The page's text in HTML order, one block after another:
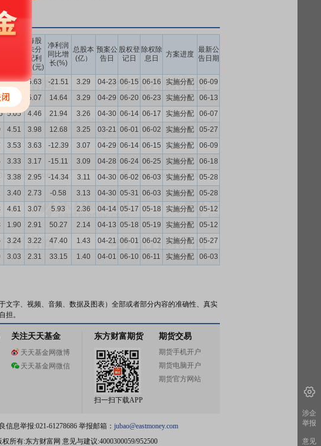
每股
未分
配利
润(元)
净利润
同比增
长(%)
总股本
(亿）
预案公
告日
股权登
记日
除权除
息日
方案进度
最新公
告日期
5.08 5.63 -21.51 3.29 04-23 06-15 06-16 实施分配
06-09
5.19 5.07 14.64 3.29 04-29 06-20 06-23 实施分配
06-13
5.05 4.46 21.94 3.26 04-30 06-14 06-17 实施分配
06-07
4.51 3.98 12.68 3.25 03-21 06-01 06-02 实施分配
05-27
3.53 3.63 -12.39 3.07 04-29 06-14 06-15 实施分配
06-09
3.33 3.17 -15.11 3.09 04-28 06-24 06-25 实施分配
06-18
3.38 2.95 -14.34 3.11 04-30 06-02 06-03 实施分配
05-28
3.40 2.73 -0.58 3.13 04-30 05-31 06-03 实施分配
05-28
4.61 3.07 5.93 2.36 04-14 05-17 05-18 实施分配
05-12
1.90 2.91 50.27 2.14 04-13 05-18 05-19 实施分配
05-12
3.24 3.22 47.40 1.43 04-21 06-01 06-02 实施分配
05-27
3.03 2.31 33.15 1.40 04-01 06-10 06-11 实施分配 06-03
字、视频、音频、数据及图表）全部或者部分内容的准确性、真实
担。
关注天天基金
天天基金网微博
天天基金网微信
东方财富期货
扫一扫下载APP
期货交易
期货手机开户
期货电脑开户
期货官方网站
息举报:021-61278686 举报邮箱： jubao@eastmoney.com
所有:东方财富网 意见与建议:4000300059/952500
涉企
举报
意见